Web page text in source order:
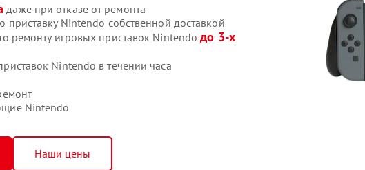
даже при отказе от ремонта
приставку Nintendo собственной доставкой
ремонту игровых приставок Nintendoдо 3-х
Nintendo в течении часа
Nintendo
Наши цены